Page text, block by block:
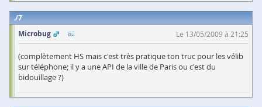
7
Microbug
Le 13/05/2009 à 21:25
(complètement HS mais c'est très pratique ton truc pour les vélib
sur téléphone; il y a une API de la ville de Paris ou c'est du
bidouillage ?)